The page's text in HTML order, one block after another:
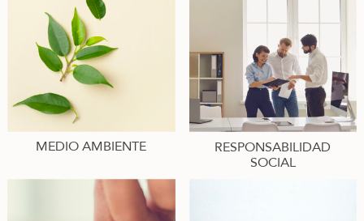
MEDIO AMBIENTE
RESPONSABILIDAD
SOCIAL